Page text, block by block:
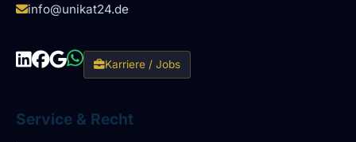
info@unikat24.de
Karriere / Jobs
Service & Recht